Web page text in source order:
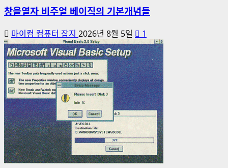
창을열자 비주얼 베이직의 기본개념들
마이컴 컴퓨터 잡지 2026년 8월 5일 1